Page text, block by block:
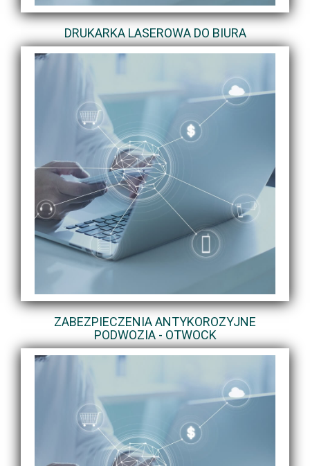
DRUKARKA LASEROWA DO BIURA
ZABEZPIECZENIA ANTYKOROZYJNE
PODWOZIA - OTWOCK